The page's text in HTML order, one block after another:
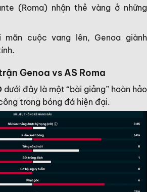
(Roma) nhận thẻ vàng ở những
mãn cuộc vang lên, Genoa giành
Genoa vs AS Roma
dưới đây là một “bài giảng” hoàn hảo
trong bóng đá hiện đại.